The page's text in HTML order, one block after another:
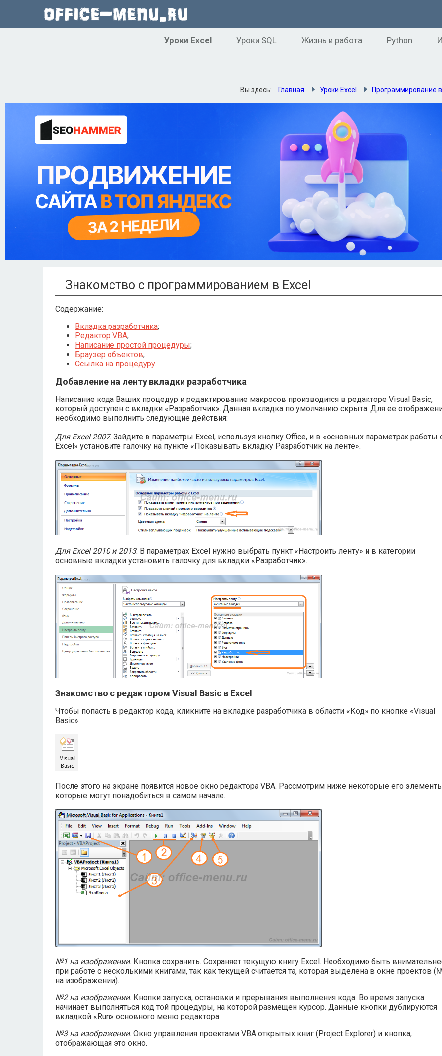
Уроки Excel Уроки SQL Жизнь и работа Python
Вы здесь: Главная Уроки Excel Программирование
Знакомство с программированием в Excel
Содержание:
Вкладка разработчика;
Редактор VBA;
Написание простой процедуры;
Браузер объектов;
Ссылка на процедуру.
Добавление на ленту вкладки разработчика
Написание кода Ваших процедур и редактирование макросов производится в редакторе Visual Basic,
который доступен с вкладки «Разработчик». Данная вкладка по умолчанию скрыта. Для ее
необходимо выполнить следующие действия:
Для Excel 2007. Зайдите в параметры Excel, используя кнопку Office, и в «основных параметрах работы
Excel» установите галочку на пункте «Показывать вкладку Разработчик на ленте».
Для Excel 2010 и 2013. В параметрах Excel нужно выбрать пункт «Настроить ленту» и в категории
основные вкладки установить галочку для вкладки «Разработчик».
Знакомство с редактором Visual Basic в Excel
Чтобы попасть в редактор кода, кликните на вкладке разработчика в области «Код» по кнопке «Visual
Basic».
После этого на экране появится новое окно редактора VBA. Рассмотрим ниже некоторые его
которые могут понадобиться в самом начале.
№1 на изображении. Кнопка сохранить. Сохраняет текущую книгу Excel. Необходимо быть
при работе с несколькими книгами, так как текущей считается та, которая выделена в окне проектов
на изображении).
№2 на изображении. Кнопки запуска, остановки и прерывания выполнения кода. Во время запуска
начинает выполняться код той процедуры, на которой размещен курсор. Данные кнопки дублируются
вкладкой «Run» основного меню редактора.
№3 на изображении. Окно управления проектами VBA открытых книг (Project Explorer) и кнопка,
отображающая это окно.